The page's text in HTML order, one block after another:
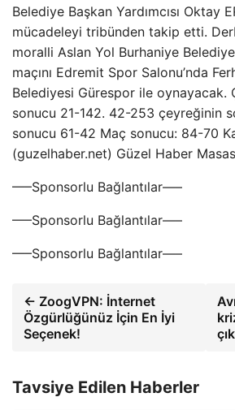
Belediye Başkan Yardımcısı Oktay
mücadeleyi tribünden takip etti.
moralli Aslan Yol Burhaniye
maçını Edremit Spor Salonu’nda
Belediyesi Gürespor ile oynayacak.
sonucu 21-142. 42-253 çeyreğinin
sonucu 61-42 Maç sonucu: 84-70
(guzelhaber.net) Güzel Haber
—–Sponsorlu Bağlantılar—–
—–Sponsorlu Bağlantılar—–
—–Sponsorlu Bağlantılar—–
← ZoogVPN: İnternet
Özgürlüğünüz İçin En İyi
Seçenek!
Tavsiye Edilen Haberler